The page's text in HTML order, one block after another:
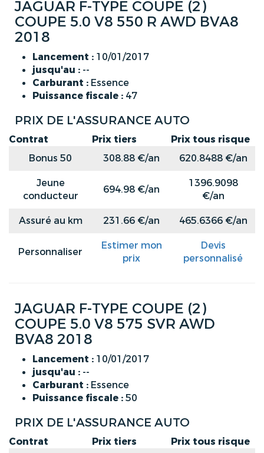
JAGUAR F-TYPE COUPE (2)
COUPE 5.0 V8 550 R AWD BVA8
2018
Lancement : 10/01/2017
jusqu'au : --
Carburant : Essence
Puissance fiscale : 47
PRIX DE L'ASSURANCE AUTO
Contrat Prix tiers
Prix tous risque
Bonus 50
308.88 €/an
620.8488 €/an
Jeune
conducteur
694.98 €/an
1396.9098
€/an
Assuré au km
231.66 €/an 465.6366 €/an
Personnaliser
Estimer mon
prix
Devis
personnalisé
JAGUAR F-TYPE COUPE (2)
COUPE 5.0 V8 575 SVR AWD
BVA8 2018
Lancement : 10/01/2017
jusqu'au : --
Carburant : Essence
Puissance fiscale :50
PRIX DE L'ASSURANCE AUTO
Contrat Prix tiers
Prix tous risque